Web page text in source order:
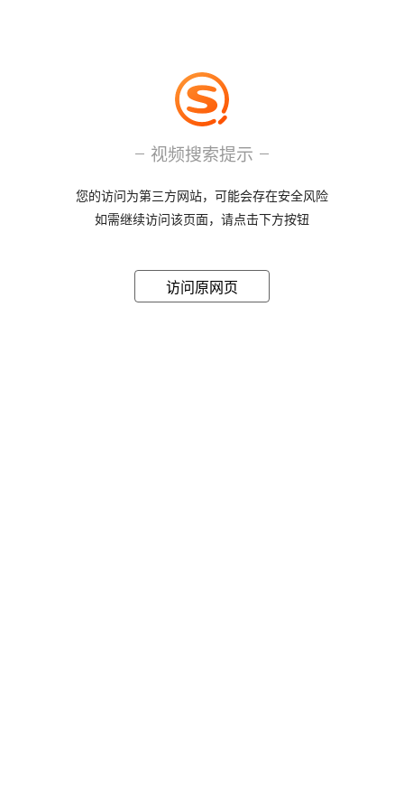
视频搜索提示
您的访问为第三方网站，可能会存在安全风险
如需继续访问该页面，请点击下方按钮
访问原网页